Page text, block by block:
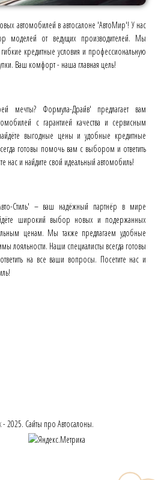
автомобилей в автосалоне 'АвтоМир'! У нас
моделей от ведущих производителей. Мы
кредитные условия и профессиональную
Ваш комфорт - наша главная цель!
мечты? Формула-Драйв' предлагает вам
с гарантией качества и сервисным
выгодные цены и удобные кредитные
готовы помочь вам с выбором и ответить
нас и найдите свой идеальный автомобиль!
Стиль' – ваш надёжный партнёр в мире
широкий выбор новых и подержанных
ценам. Мы также предлагаем удобные
лояльности. Наши специалисты всегда готовы
на все ваши вопросы. Посетите нас и
2025. Сайты про Автосалоны.